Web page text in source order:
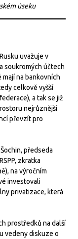
úseku
uvažuje v
soukromých účtech
mají na bankovních
celkově vyšší
a tak se již
nejrůznější
převzít pro
předseda
zkratka
na výročním
investovali
privatizace, která
prostředků na další
vedeny diskuze o